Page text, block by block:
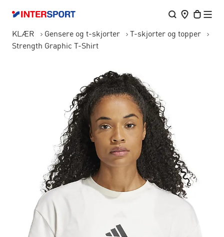
KLÆR Gensere og t-skjorter
T-skjorter og topper
Strength Graphic T-Shirt